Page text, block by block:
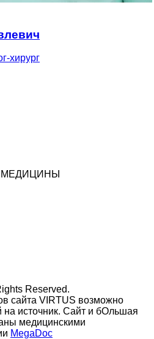
хирург
МЕДИЦИНЫ
Reserved.
сайта VIRTUS возможно
на источник. Сайт и бОльшая
медицинскими
MegaDoc